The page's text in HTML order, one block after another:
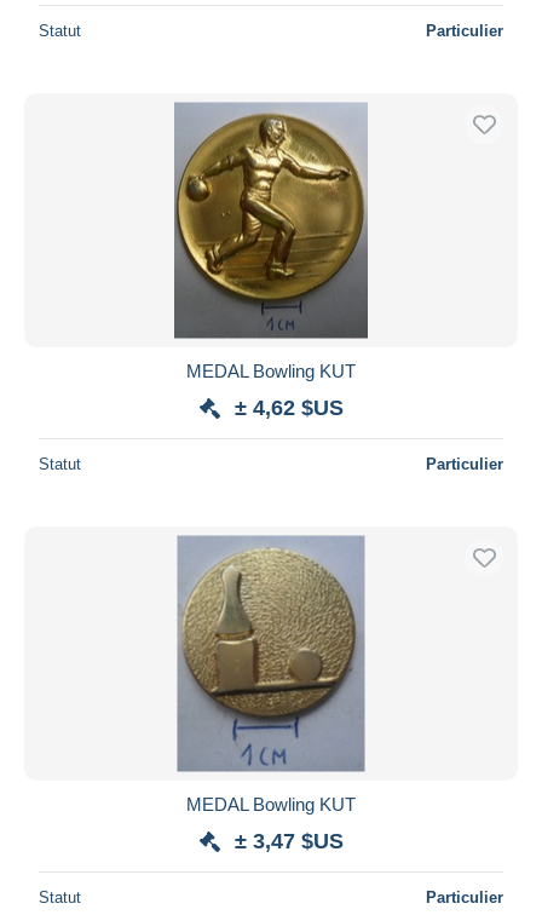
Statut Particulier
MEDAL Bowling KUT
± 4,62 $US
Statut Particulier
MEDAL Bowling KUT
± 3,47 $US
Statut Particulier